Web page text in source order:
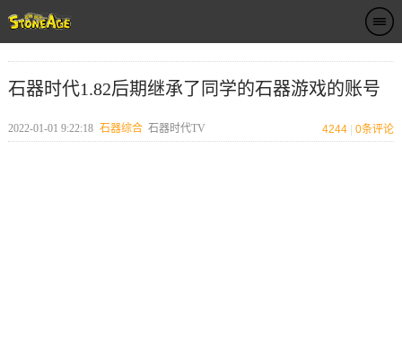
石器时代1.82后期继承了同学的石器游戏的账号
2022-01-01 9:22:18 石器综合 石器时代TV 4244 0条评论